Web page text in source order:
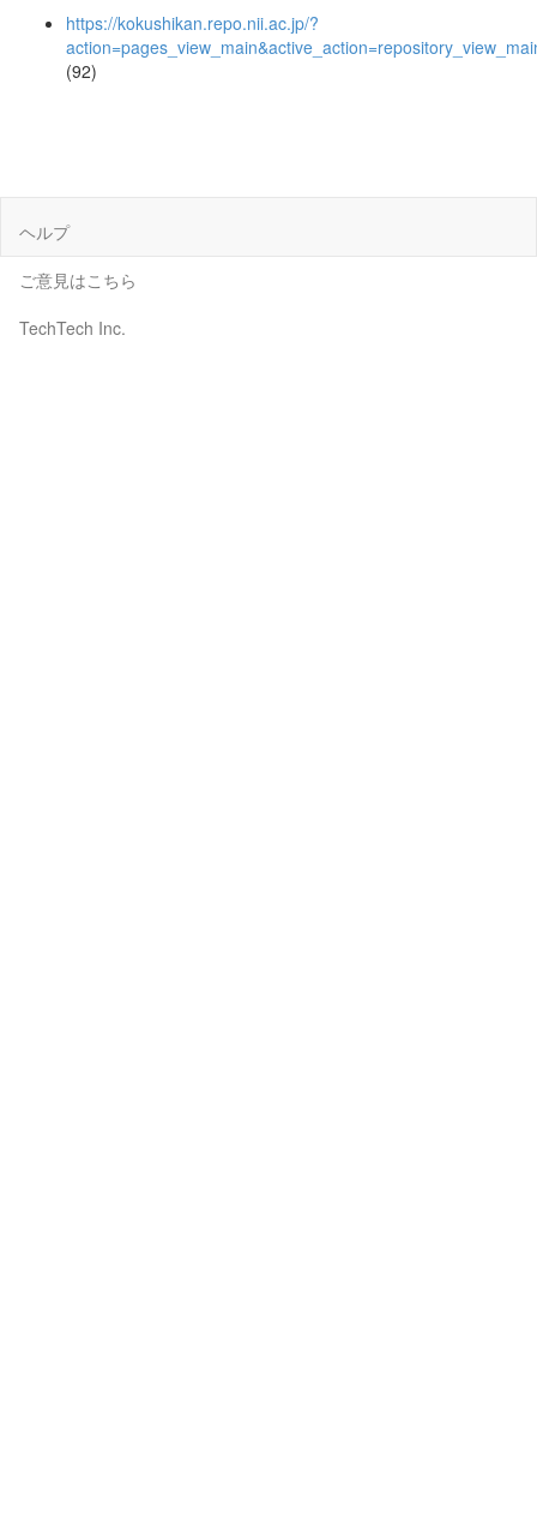
https://kokushikan.repo.nii.ac.jp/?
(92)
ヘルプ
ご意見はこちら
TechTech Inc.